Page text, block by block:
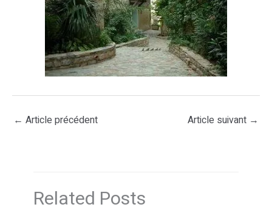
← Article précédent Article suivant →
Related Posts